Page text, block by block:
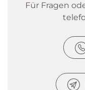
Für Fragen